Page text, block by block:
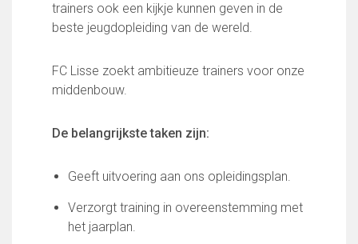
Heren- en jongensvoetbal
Vrouwen 1
7 tegen 7 Voetbal (35+)
Zaalvoetbal
Uitslagen
Onze opleiding
Jeugdopleiding FC Lisse
Profiel Jeugdtrainers
trainers ook een kijkje kunnen geven in de
beste jeugdopleiding van de wereld.
FC Lisse zoekt ambitieuze trainers voor onze
middenbouw.
De belangrijkste taken zijn:
Geeft uitvoering aan ons opleidingsplan.
Verzorgt training in overeenstemming met
het jaarplan.